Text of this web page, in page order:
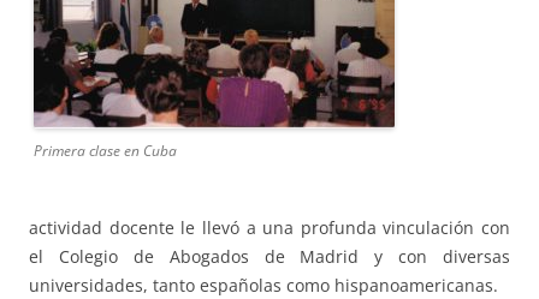
Primera clase en Cuba
actividad docente le llevó a una profunda vinculación con
el Colegio de Abogados de Madrid y con diversas
universidades, tanto españolas como hispanoamericanas.